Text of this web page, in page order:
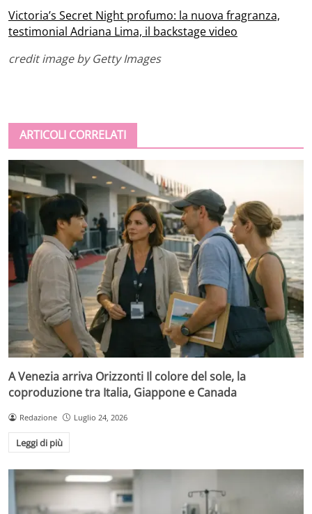
Victoria’s Secret Night profumo: la nuova fragranza,
testimonial Adriana Lima, il backstage video
credit image by Getty Images
ARTICOLI CORRELATI
A Venezia arriva Orizzonti Il colore del sole, la
coproduzione tra Italia, Giappone e Canada
Redazione Luglio 24, 2026
Leggi di più